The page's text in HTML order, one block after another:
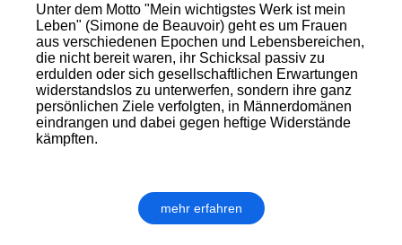
Unter dem Motto "Mein wichtigstes Werk ist mein
Leben" (Simone de Beauvoir) geht es um Frauen
aus verschiedenen Epochen und Lebensbereichen,
die nicht bereit waren, ihr Schicksal passiv zu
erdulden oder sich gesellschaftlichen Erwartungen
widerstandslos zu unterwerfen, sondern ihre ganz
persönlichen Ziele verfolgten, in Männerdomänen
eindrangen und dabei gegen heftige Widerstände
kämpften.
mehr erfahren